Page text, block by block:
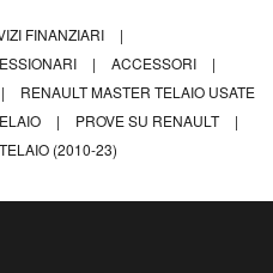
FINANZIARI
|
| ACCESSORI
|
|
RENAULT MASTER TELAIO USATE
| PROVE SU RENAULT
|
(2010-23)